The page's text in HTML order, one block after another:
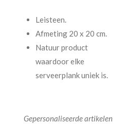
Leisteen.
Afmeting 20 x 20 cm.
Natuur product
waardoor elke
serveerplank uniek is.
Gepersonaliseerde artikelen